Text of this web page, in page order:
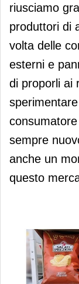
riusciamo
produttori di
volta delle
esterni e
di proporli ai
sempre
anche un
questo